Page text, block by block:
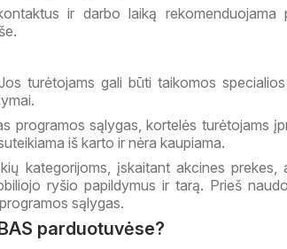
ir darbo laiką rekomenduojama
turėtojams gali būti taikomos
programos sąlygas, kortelės turėtojams
iš karto ir nėra kaupiama.
kategorijoms, įskaitant akcines prekes,
ryšio papildymus ir tarą. Prieš
sąlygas.
parduotuvėse?